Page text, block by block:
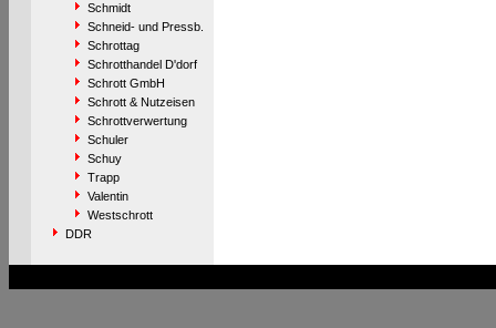
Schmidt
Schneid- und Pressb.
Schrottag
Schrotthandel D'dorf
Schrott GmbH
Schrott & Nutzeisen
Schrottverwertung
Schuler
Schuy
Trapp
Valentin
Westschrott
DDR